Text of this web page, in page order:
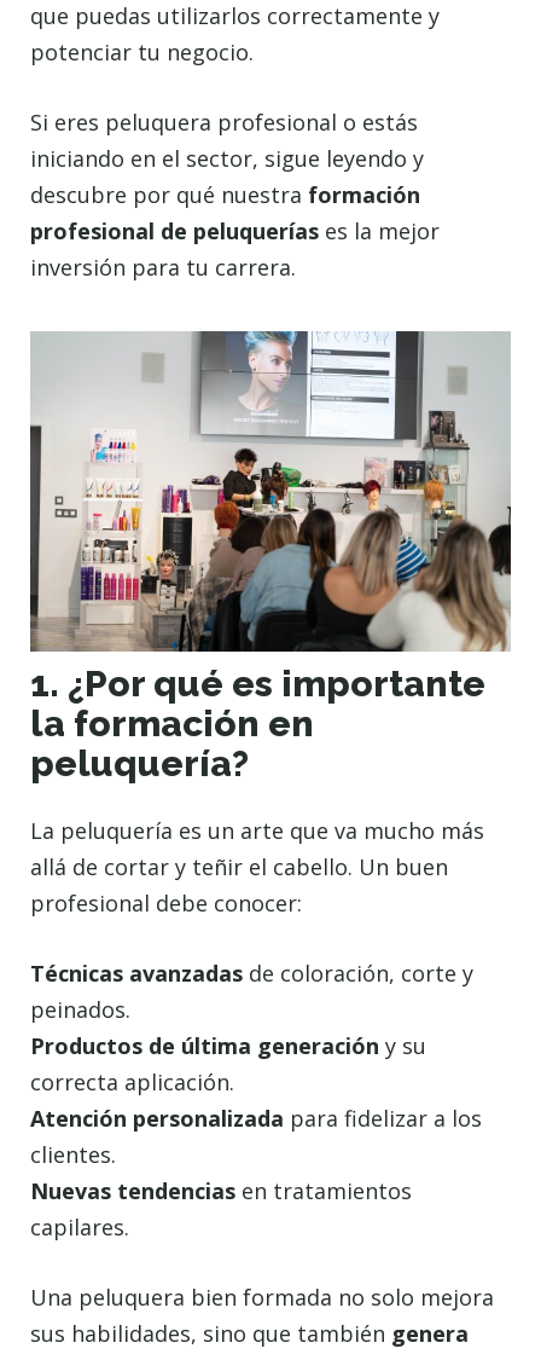
que puedas utilizarlos correctamente y
potenciar tu negocio.
Si eres peluquera profesional o estás
iniciando en el sector, sigue leyendo y
descubre por qué nuestra formación
profesional de peluquerías es la mejor
inversión para tu carrera.
1. ¿Por qué es importante
la formación en
peluquería?
La peluquería es un arte que va mucho más
allá de cortar y teñir el cabello. Un buen
profesional debe conocer:
Técnicas avanzadas de coloración, corte y
peinados.
Productos de última generación y su
correcta aplicación.
Atención personalizada para fidelizar a los
clientes.
Nuevas tendencias en tratamientos
capilares.
Una peluquera bien formada no solo mejora
sus habilidades, sino que también genera